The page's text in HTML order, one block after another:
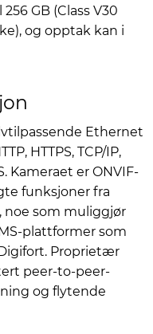
GB (Class V30
og opptak kan i
Ethernet
HTTPS, TCP/IP,
Kameraet er ONVIF-
funksjoner fra
noe som muliggjør
plattformer som
Proprietær
peer-to-peer-
og flytende